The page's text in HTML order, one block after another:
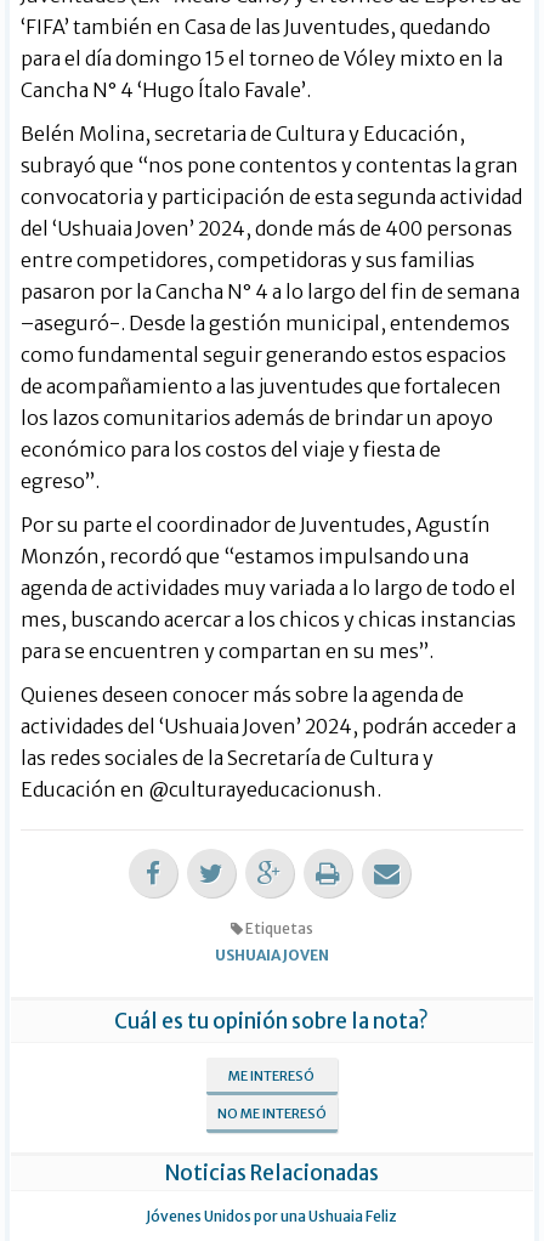
‘FIFA’ también en Casa de las Juventudes, quedando
para el día domingo 15 el torneo de Vóley mixto en la
Cancha N° 4 ‘Hugo Ítalo Favale’.
Belén Molina, secretaria de Cultura y Educación,
subrayó que “nos pone contentos y contentas la gran
convocatoria y participación de esta segunda actividad
del ‘Ushuaia Joven’ 2024, donde más de 400 personas
entre competidores, competidoras y sus familias
pasaron por la Cancha N° 4 a lo largo del fin de semana
–aseguró-. Desde la gestión municipal, entendemos
como fundamental seguir generando estos espacios
de acompañamiento a las juventudes que fortalecen
los lazos comunitarios además de brindar un apoyo
económico para los costos del viaje y fiesta de
egreso”.
Por su parte el coordinador de Juventudes, Agustín
Monzón, recordó que “estamos impulsando una
agenda de actividades muy variada a lo largo de todo el
mes, buscando acercar a los chicos y chicas instancias
para se encuentren y compartan en su mes”.
Quienes deseen conocer más sobre la agenda de
actividades del ‘Ushuaia Joven’ 2024, podrán acceder a
las redes sociales de la Secretaría de Cultura y
Educación en @culturayeducacionush.
Etiquetas
USHUAIA JOVEN
Cuál es tu opinión sobre la nota?
ME INTERESÓ
NO ME INTERESÓ
Noticias Relacionadas
Jóvenes Unidos por una Ushuaia Feliz